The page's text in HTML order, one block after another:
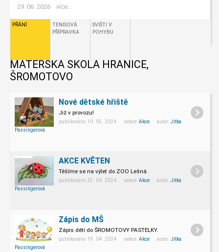
PŘÁNÍ
TENISOVÁ
PŘÍPRAVKA
SVIŠTI V
POHYBU
29. 06. 2026 více...
MATEŘSKÁ ŠKOLA HRANICE,
ŠROMOTOVO
Nové dětské hřiště
Již v provozu!
publikováno 10. 05. 2024 sekce: Akce autor: Jitka
Passingerová
AKCE KVĚTEN
Těšíme se na výlet do ZOO Lešná.
publikováno 23. 04. 2024 sekce: Akce autor: Jitka
Passingerová
Zápis do MŠ
Zápis dětí do ŠROMOTOVY PASTELKY.
publikováno 19. 04. 2024 sekce: Akce autor: Jitka
Passingerová